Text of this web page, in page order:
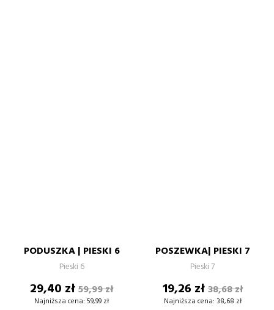
PODUSZKA | PIESKI 6
Pieski 6
Cena
29,40 złCena
podstawowa
59,99 zł
Najniższa cena: 59,99 zł
POSZEWKA| PIESKI 7
Pieski 7
Cena
19,26 złCena
38,68 zł
Najniższa cena: 38,68 zł